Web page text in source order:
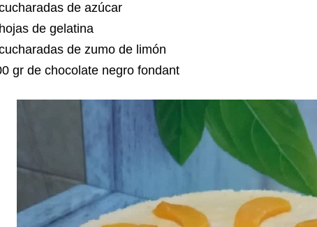
de azúcar
de gelatina
de zumo de limón
gr de chocolate negro fondant